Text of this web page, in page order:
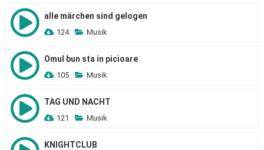
alle märchen sind gelogen
124 Musik
Omul bun sta in picioare
105 Musik
TAG UND NACHT
121 Musik
KNIGHTCLUB